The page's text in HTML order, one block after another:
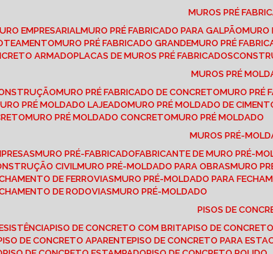
MUROS PRÉ
EMPRESARIAL
MURO PRÉ FABRICADO PARA GALPÃO
MURO PRÉ FABRICADO GRANDE MURO PRÉ
ARMADO PLACAS DE MUROS PRÉ FABRICADOS
MUROS PRÉ
MURO PRÉ FABRICADO DE CONCRETO MURO PRÉ
MURO PRÉ MOLDADO LAJEADO MURO PRÉ MOLDADO DE
MURO PRÉ MOLDADO CONCRETO
MURO PRÉ MOLDADO
MUROS PRÉ-
MURO PRÉ-FABRICADO FABRICANTE DE MURO PRÉ-
CIVIL
MURO PRÉ-MOLDADO PARA OBRAS
MURO
DE FERROVIAS
MURO PRÉ-MOLDADO PARA
DE RODOVIAS
MURO PRÉ-MOLDADO
PISOS DE
PISO DE CONCRETO COM BRITA PISO DE
PISO DE CONCRETO APARENTE PISO DE CONCRETO PARA